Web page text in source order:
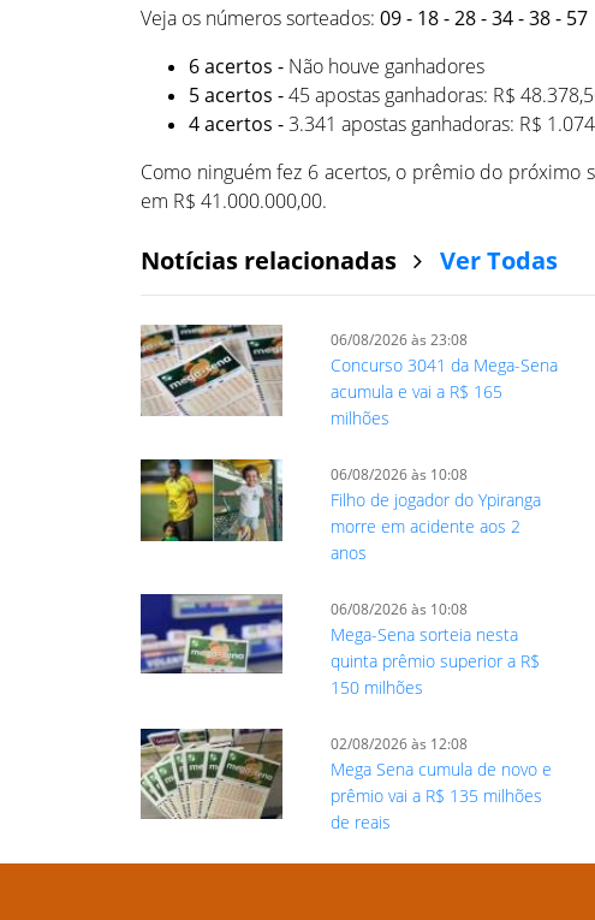
Veja os números sorteados: 09 - 18 - 28 - 34 - 38 - 57
6 acertos - Não houve ganhadores
5 acertos -45 apostas ganhadoras: R$
4 acertos -3.341 apostas ganhadoras: R$
Como ninguém fez 6 acertos, o prêmio do próximo
em R$ 41.000.000,00.
Notícias relacionadas Ver Todas
06/08/2026 às 23:08
Concurso 3041 da Mega-Sena
acumula e vai a R$ 165
milhões
06/08/2026 às 10:08
Filho de jogador do Ypiranga
morre em acidente aos 2
anos
06/08/2026 às 10:08
Mega-Sena sorteia nesta
quinta prêmio superior a R$
150 milhões
02/08/2026 às 12:08
Mega Sena cumula de novo e
prêmio vai a R$ 135 milhões
de reais